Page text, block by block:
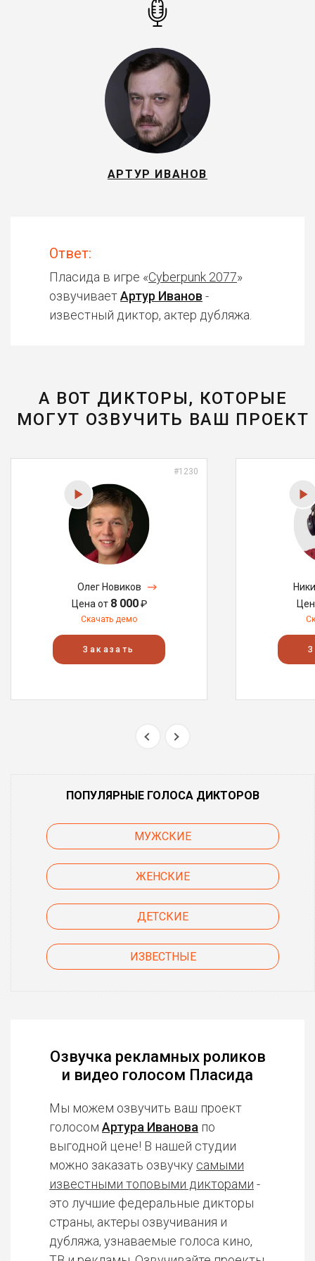
АРТУР ИВАНОВ
Ответ:
Пласида в игре «Cyberpunk 2077»
озвучиваетАртур Иванов -
известный диктор, актер дубляжа.
А ВОТ ДИКТОРЫ, КОТОРЫЕ
МОГУТ ОЗВУЧИТЬ ВАШ ПРОЕКТ
#1230
Олег Новиков
Цена от 8 000₽
Скачать демо
Заказать
ПОПУЛЯРНЫЕ ГОЛОСА ДИКТОРОВ
МУЖСКИЕ
ЖЕНСКИЕ
ДЕТСКИЕ
ИЗВЕСТНЫЕ
Озвучка рекламных роликов
и видео голосом Пласида
Мы можем озвучить ваш проект
голосом Артура Иванова по
выгодной цене! В нашей студии
можно заказать озвучку самыми
известными топовыми дикторами -
это лучшие федеральные дикторы
страны, актеры озвучивания и
дубляжа, узнаваемые голоса кино,